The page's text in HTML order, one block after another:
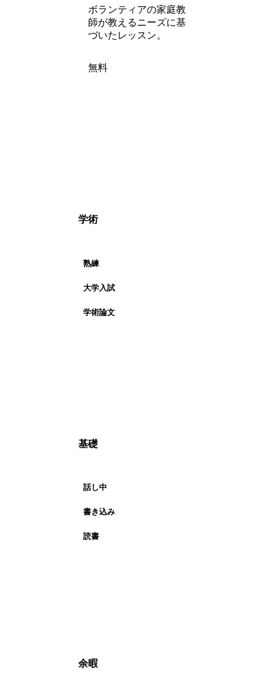
ボランティアの家庭教
師が教えるニーズに基
づいたレッスン。
無料
学術
熟練
大学入試
学術論文
基礎
話し中
書き込み
読書
余暇